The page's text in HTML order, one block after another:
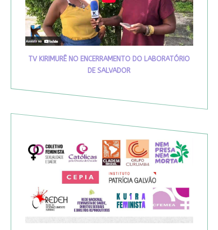
TV KIRIMURÊ NO ENCERRAMENTO DO LABORATÓRIO
DE SALVADOR